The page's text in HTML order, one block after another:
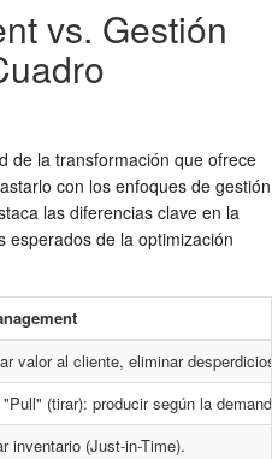
vs. Gestión
de la transformación que ofrece
con los enfoques de gestión
las diferencias clave en la
esperados de la optimización
valor al cliente, eliminar
(tirar): producir según la
inventario (Just-in-Time).